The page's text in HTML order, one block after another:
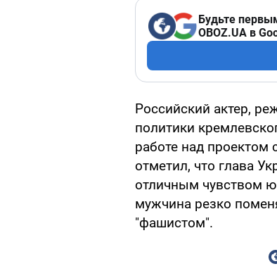
Будьте
OBOZ.UA в
Российский актер,
политики
работе над
отметил, что глава
отличным чувством
мужчина резко
"фашистом".